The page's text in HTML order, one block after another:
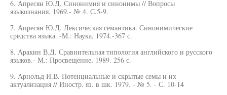
6. Апресян Ю.Д. Синонимия и синонимы // Вопросы
языкознания. 1969.- № 4. С.5-9.
7. Апресян Ю.Д. Лексическая семантика. Синонимические
средства языка. -М.: Наука, 1974.-367 с.
8. Аракин В.Д. Сравнительная типология английского и русского
языков.- М.: Просвещение, 1989. 256 с.
9. Арнольд И.В. Потенциальные и скрытые семы и их
актуализация // Иностр. яз. в шк. 1979. - № 5. - С. 10-14